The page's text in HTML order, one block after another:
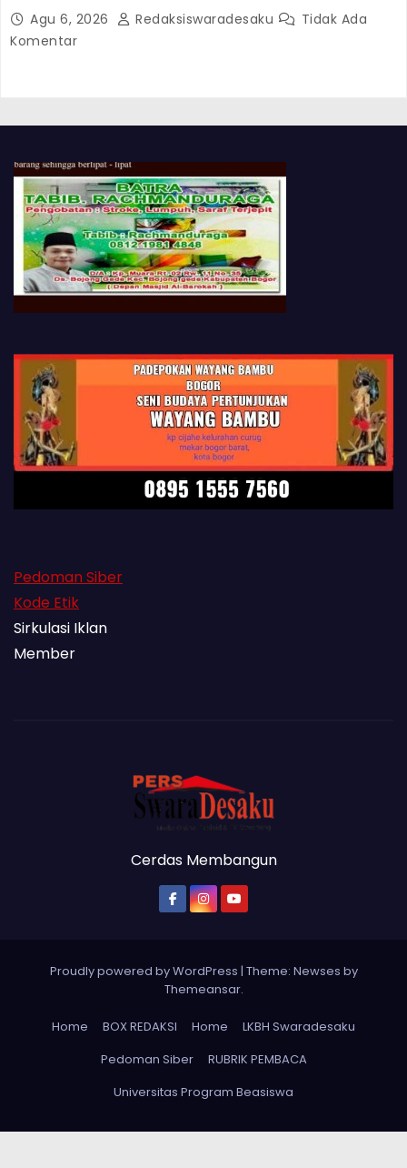
Agu 6, 2026 Redaksiswaradesaku
Tidak Ada
Komentar
Pedoman Siber
Kode Etik
Sirkulasi Iklan
Member
Cerdas Membangun
Proudly powered by WordPress | Theme: Newses by
Themeansar.
Home BOX REDAKSI Home
LKBH Swaradesaku
Pedoman Siber
RUBRIK PEMBACA
Universitas Program Beasiswa